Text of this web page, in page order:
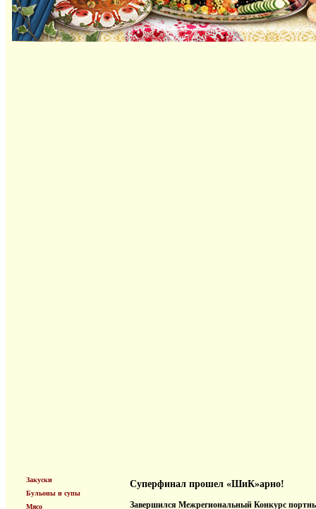
Закуски
Бульоны и супы
Мясо
Суперфинал прошел «ШиК»арно!
Завершился Межрегиональный Конкурс